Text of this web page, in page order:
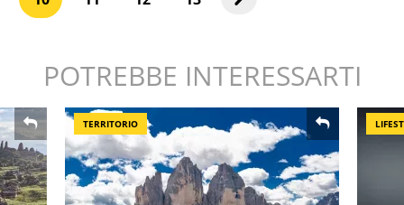
POTREBBE INTERESSARTI
TERRITORIO